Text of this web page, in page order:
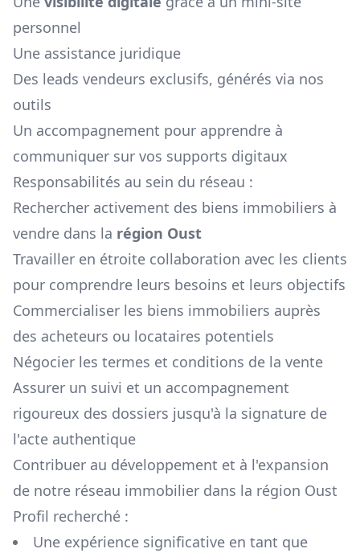
personnel
Une assistance juridique
Des leads vendeurs exclusifs, générés via nos
outils
Un accompagnement pour apprendre à
communiquer sur vos supports digitaux
Responsabilités au sein du réseau :
Rechercher activement des biens immobiliers à
vendre dans la région Oust
Travailler en étroite collaboration avec les clients
pour comprendre leurs besoins et leurs objectifs
Commercialiser les biens immobiliers auprès
des acheteurs ou locataires potentiels
Négocier les termes et conditions de la vente
Assurer un suivi et un accompagnement
rigoureux des dossiers jusqu'à la signature de
l'acte authentique
Contribuer au développement et à l'expansion
de notre réseau immobilier dans la région Oust
Profil recherché :
Une expérience significative en tant que